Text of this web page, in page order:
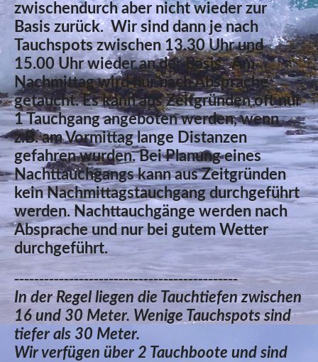
zwischendurch aber nicht wieder zur
Basis zurück. Wir sind dann je nach
Tauchspots zwischen 13.30 Uhr und
15.00 Uhr wieder an der Basis. Am
Nachmittag wird nur nach Absprache
getaucht. Es kann aus Zeitgründen oft nur
1 Tauchgang angeboten werden, wenn
z.B. am Vormittag lange Distanzen
gefahren wurden. Bei Planung eines
Nachttauchgangs kann aus Zeitgründen
kein Nachmittagstauchgang durchgeführt
werden. Nachttauchgänge werden nach
Absprache und nur bei gutem Wetter
durchgeführt.
---------------------------------------------
In der Regel liegen die Tauchtiefen zwischen
16 und 30 Meter. Wenige Tauchspots sind
tiefer als 30 Meter.
Wir verfügen über 2 Tauchboote und sind